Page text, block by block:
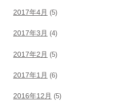
2017年4月 (5)
2017年3月 (4)
2017年2月 (5)
2017年1月 (6)
2016年12月 (5)